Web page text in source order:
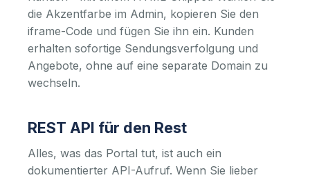
die Akzentfarbe im Admin, kopieren Sie den
iframe-Code und fügen Sie ihn ein. Kunden
erhalten sofortige Sendungsverfolgung und
Angebote, ohne auf eine separate Domain zu
wechseln.
REST API für den Rest
Alles, was das Portal tut, ist auch ein
dokumentierter API-Aufruf. Wenn Sie lieber